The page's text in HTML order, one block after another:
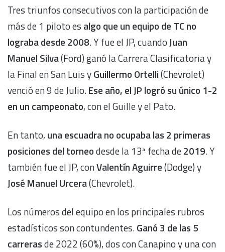
Tres triunfos consecutivos con la participación de
más de 1 piloto es algo que un equipo de TC no
lograba desde 2008. Y fue el JP, cuandoJuan
Manuel Silva(Ford) ganó la Carrera Clasificatoria y
la Final en San Luis yGuillermo Ortelli(Chevrolet)
venció en 9 de Julio.Ese año, el JP logró su único 1-2
en un campeonato, con el Guille y el Pato.
En tanto, una escuadra no ocupaba las 2 primeras
posiciones del torneodesde la 13ª fecha de2019. Y
también fue el JP, conValentín Aguirre(Dodge) y
José Manuel Urcera(Chevrolet).
Los números del equipo en los principales rubros
estadísticos son contundentes.Ganó 3 de las 5
carrerasde 2022 (60%), dos con Canapino y una con